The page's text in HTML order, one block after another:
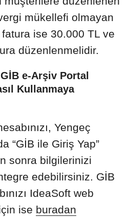
mükellefi olmayan
ise 30.000 TL ve
düzenlenmelidir.
e-Arşiv Portal
Kullanmaya
Yengeç
“GİB ile Giriş Yap”
sonra bilgilerinizi
edebilirsiniz. GİB
IdeaSoft web
ise buradan